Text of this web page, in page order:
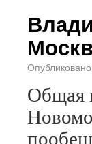
Опубликовано
Общая